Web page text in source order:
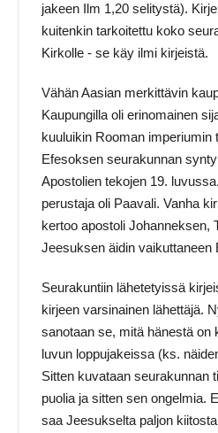
jakeen Ilm 1,20 selitystä).
kuitenkin tarkoitettu koko
Kirkolle ‑ se käy ilmi kirjeistä.
Vähän Aasian merkittävin
Kaupungilla oli erinomainen
kuuluikin Rooman
Efesoksen seurakunnan
Apostolien tekojen 19.
perustaja oli Paavali. Vanha
kertoo apostoli Johanneksen,
Jeesuksen äidin vaikuttaneen
Seurakuntiin lähetetyissä
kirjeen varsinainen lähettäjä.
sanotaan se, mitä hänestä on
luvun loppujakeissa (ks.
Sitten kuvataan seurakunnan
puolia ja sitten sen ongelmia.
saa Jeesukselta paljon